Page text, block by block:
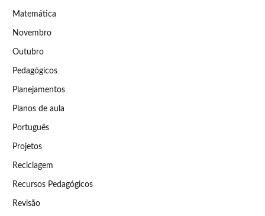
Matemática
Novembro
Outubro
Pedagógicos
Planejamentos
Planos de aula
Português
Projetos
Reciclagem
Recursos Pedagógicos
Revisão